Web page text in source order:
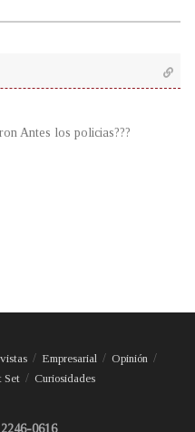
Antes los policias???
Empresarial
Opinión
Set Curiosidades
0616